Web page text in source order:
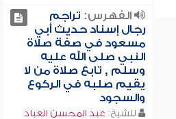
الفهرس: تراجم
رجال إسناد حديث أبي
مسعود في صفة صلاة
النبي صلى الله عليه
وسلم , تابع صلاة من لا
يقيم صلبه في الركوع
والسجود
للشيخ: عبد المحسن العباد